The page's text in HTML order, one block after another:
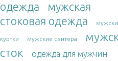
одежда
мужская
стоковая одежда
куртки мужские свитера
сток
одежда для мужчин